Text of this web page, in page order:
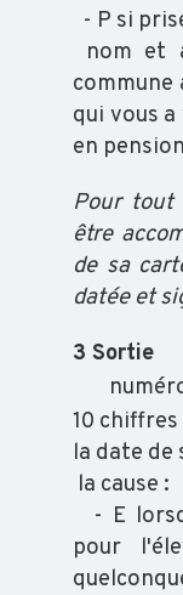
- P si
nom et
commune
qui vous
en
Pour tout
être
de sa
datée et
3 Sortie
10
la date de
la cause :
- E
pour